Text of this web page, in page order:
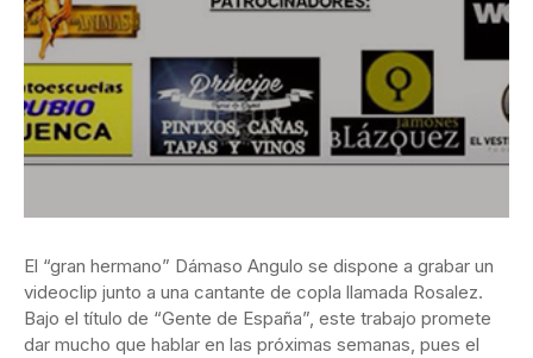
El “gran hermano” Dámaso Angulo se dispone a grabar un
videoclip junto a una cantante de copla llamada Rosalez.
Bajo el título de “Gente de España”, este trabajo promete
dar mucho que hablar en las próximas semanas, pues el